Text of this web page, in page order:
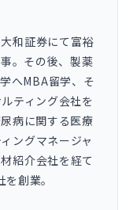
和証券にて富裕
。その後、製薬
へMBA留学、そ
ティング会社を
病に関する医療
ングマネージャ
紹介会社を経て
創業。